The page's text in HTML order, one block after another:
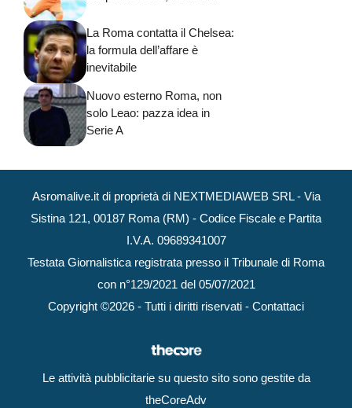
La Roma contatta il Chelsea:
la formula dell’affare è
inevitabile
Nuovo esterno Roma, non
solo Leao: pazza idea in
Serie A
Asromalive.it di proprietà di NEXTMEDIAWEB SRL - Via
Sistina 121, 00187 Roma (RM) - Codice Fiscale e Partita
I.V.A. 09689341007
Testata Giornalistica registrata presso il Tribunale di Roma
con n°129/2021 del 05/07/2021
Copyright ©2026 - Tutti i diritti riservati - Contattaci
Le attività pubblicitarie su questo sito sono gestite da
theCoreAdv